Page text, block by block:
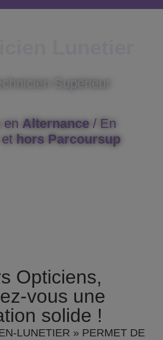
Supérieur
en Alternance / En
et hors Parcoursup
Opticiens,
vous une
solide !
LUNETIER » PERMET DE